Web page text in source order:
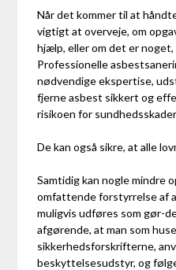
Når det kommer til at
vigtigt at overveje, om
hjælp, eller om det er noget,
Professionelle
nødvendige ekspertise,
fjerne asbest sikkert og
risikoen for
De kan også sikre, at alle
Samtidig kan nogle mindre
omfattende forstyrrelse af
muligvis udføres som gør-
afgørende, at man som
sikkerhedsforskrifterne,
beskyttelsesudstyr, og